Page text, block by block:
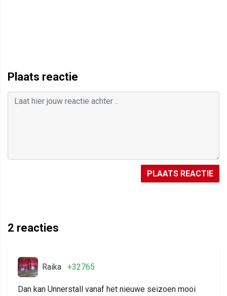
Plaats reactie
PLAATS REACTIE
2 reacties
Raika +32765
Dan kan Unnerstall vanaf het nieuwe seizoen mooi